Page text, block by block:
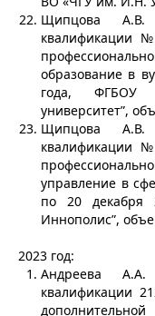
Щипцова А.В.
квалификации
образование в
года, ФГБОУ
университет”,
Щипцова А.В.
квалификации
управление в
по 20 декабря
Иннополис”,
2023 год:
Андреева
квалификации